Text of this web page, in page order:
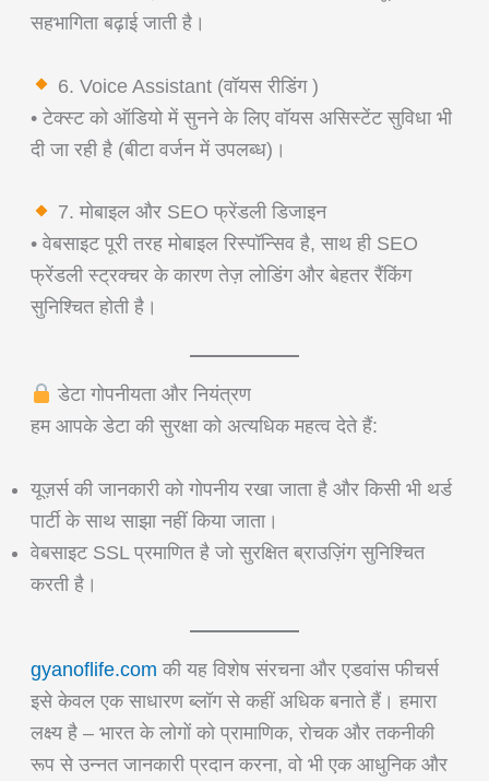
सहभागिता बढ़ाई जाती है।
6. Voice Assistant (वॉयस रीडिंग )
• टेक्स्ट को ऑडियो में सुनने के लिए वॉयस असिस्टेंट सुविधा भी
दी जा रही है (बीटा वर्जन में उपलब्ध)।
7. मोबाइल और SEO फ्रेंडली डिजाइन
• वेबसाइट पूरी तरह मोबाइल रिस्पॉन्सिव है, साथ ही SEO
फ्रेंडली स्ट्रक्चर के कारण तेज़ लोडिंग और बेहतर रैंकिंग
सुनिश्चित होती है।
डेटा गोपनीयता और नियंत्रण
हम आपके डेटा की सुरक्षा को अत्यधिक महत्व देते हैं:
यूज़र्स की जानकारी को गोपनीय रखा जाता है और किसी भी थर्ड
पार्टी के साथ साझा नहीं किया जाता।
वेबसाइट SSL प्रमाणित है जो सुरक्षित ब्राउज़िंग सुनिश्चित
करती है।
gyanoflife.com की यह विशेष संरचना और एडवांस फीचर्स
इसे केवल एक साधारण ब्लॉग से कहीं अधिक बनाते हैं। हमारा
लक्ष्य है – भारत के लोगों को प्रामाणिक, रोचक और तकनीकी
रूप से उन्नत जानकारी प्रदान करना, वो भी एक आधुनिक और